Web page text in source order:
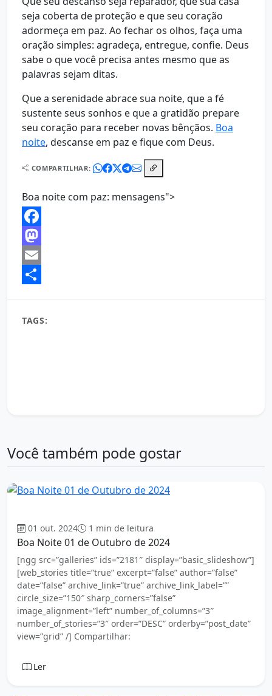
seja coberta de proteção e que seu coração
adormeça em paz. Ao fechar os olhos, faça uma
oração simples: agradeça, entregue, confie. Deus
sabe o que você precisa antes mesmo que as
palavras sejam ditas.
Que a serenidade abrace sua noite, que a fé
sustente seus sonhos e que a gratidão prepare
seu coração para receber novas bênçãos. Boa
noite, descanse em paz e fique com Deus.
COMPARTILHAR:
Boa noite com paz: mensagens">
Facebook
Mastodon
Email
TAGS:
Você também pode gostar
01 out. 2024 1 min de leitura
Boa Noite 01 de Outubro de 2024
[ngg src=”galleries” ids=”2181″ display=”basic_slideshow”]
[web_stories title=”true” excerpt=”false” author=”false”
date=”false” archive_link=”true” archive_link_label=””
circle_size=”150″ sharp_corners=”false”
image_alignment=”left” number_of_columns=”3″
number_of_stories=”3″ order=”DESC” orderby=”post_date”
view=”grid” /] Compartilhar:
Ler